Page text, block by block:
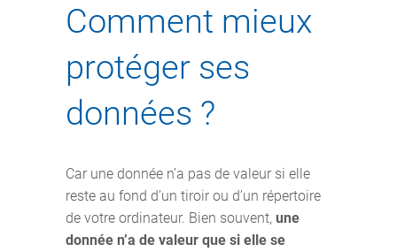
Comment mieux
protéger ses
données ?
Car une donnée n’a pas de valeur si elle
reste au fond d’un tiroir ou d’un répertoire
de votre ordinateur. Bien souvent, une
donnée n’a de valeur que si elle se